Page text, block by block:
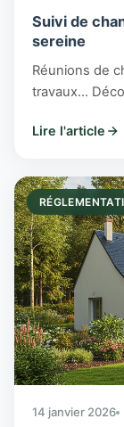
Suivi de
sereine
Réunions de
travaux...
maison.
Lire l'article
14 janvier 2026